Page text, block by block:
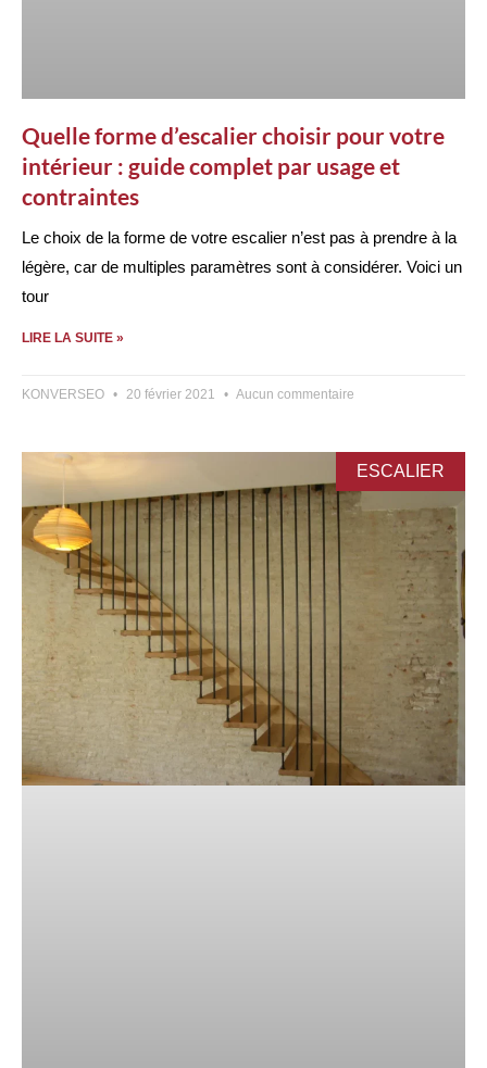
Quelle forme d’escalier choisir pour votre
intérieur : guide complet par usage et
contraintes
Le choix de la forme de votre escalier n’est pas à prendre à la
légère, car de multiples paramètres sont à considérer. Voici un
tour
LIRE LA SUITE »
KONVERSEO 20 février 2021 Aucun commentaire
ESCALIER